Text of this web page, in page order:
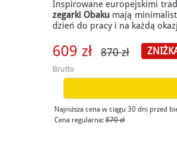
Inspirowane europejskimi
zegarki Obaku mają
dzień do pracy i na każdą
609 zł 870 zł
Brutto
Najniższa cena w ciągu 30 dni przed
Cena regularna: 870 zł